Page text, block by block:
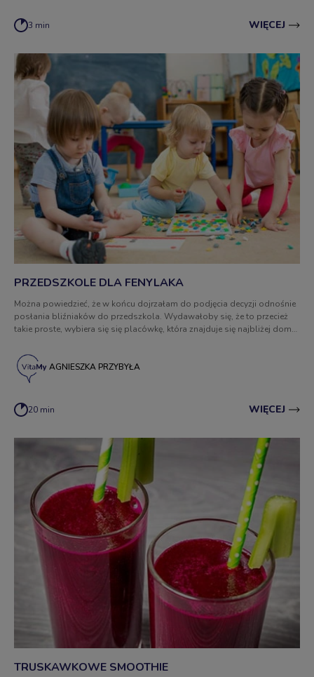
3 min WIĘCEJ
PRZEDSZKOLE DLA FENYLAKA
Można powiedzieć, że w końcu dojrzałam do podjęcia decyzji odnośnie
posłania bliźniaków do przedszkola. Wydawałoby się, że to przecież
takie proste, wybiera się się placówkę, która znajduje się najbliżej domu
temat, który spędza sen z powiek wielu rodzicom, mi także.
AGNIESZKA PRZYBYŁA
20 min WIĘCEJ
TRUSKAWKOWE SMOOTHIE